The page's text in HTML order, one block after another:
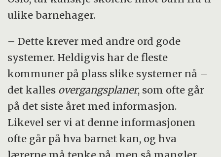
ulike barnehager.
– Dette krever med andre ord gode
systemer. Heldigvis har de fleste
kommuner på plass slike systemer nå –
det kalles overgangsplaner, som ofte går
på det siste året med informasjon.
Likevel ser vi at denne informasjonen
ofte går på hva barnet kan, og hva